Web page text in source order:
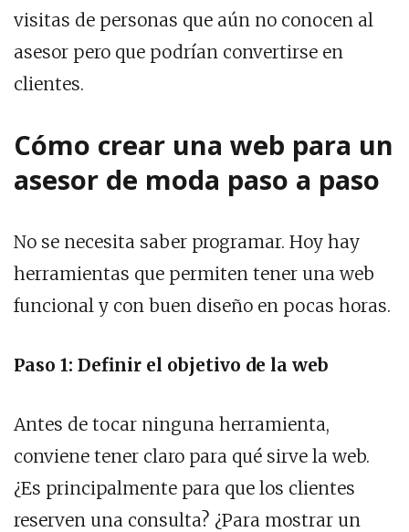
visitas de personas que aún no conocen al
asesor pero que podrían convertirse en
clientes.
Cómo crear una web para un
asesor de moda paso a paso
No se necesita saber programar. Hoy hay
herramientas que permiten tener una web
funcional y con buen diseño en pocas horas.
Paso 1: Definir el objetivo de la web
Antes de tocar ninguna herramienta,
conviene tener claro para qué sirve la web.
¿Es principalmente para que los clientes
reserven una consulta? ¿Para mostrar un